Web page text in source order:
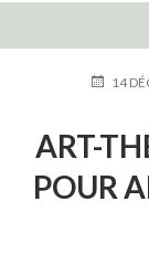
PUBLIÉ
14
ART-
POUR